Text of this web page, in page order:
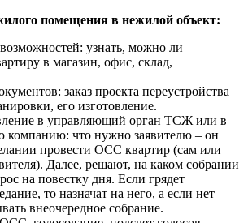
помещения в нежилой объект:
узнать, можно ли
в магазин, офис, склад,
заказ проекта переустройства
его изготовление.
в управляющий орган ТСЖ или в
что нужно заявителю – он
провести ОСС квартир (сам или
Далее, решают, на каком собрании
на повестку дня. Если грядет
то назначат на него, а если нет
внеочередное собрание.